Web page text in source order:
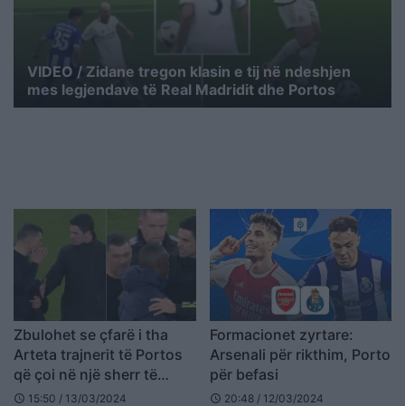
VIDEO / Zidane tregon klasin e tij në ndeshjen
mes legjendave të Real Madridit dhe Portos
Zbulohet se çfarë i tha
Arteta trajnerit të Portos
që çoi në një sherr të
tensionuar
schedule 15:50 / 13/03/2024
Formacionet zyrtare:
Arsenali për rikthim, Porto
për befasi
schedule 20:48 / 12/03/2024